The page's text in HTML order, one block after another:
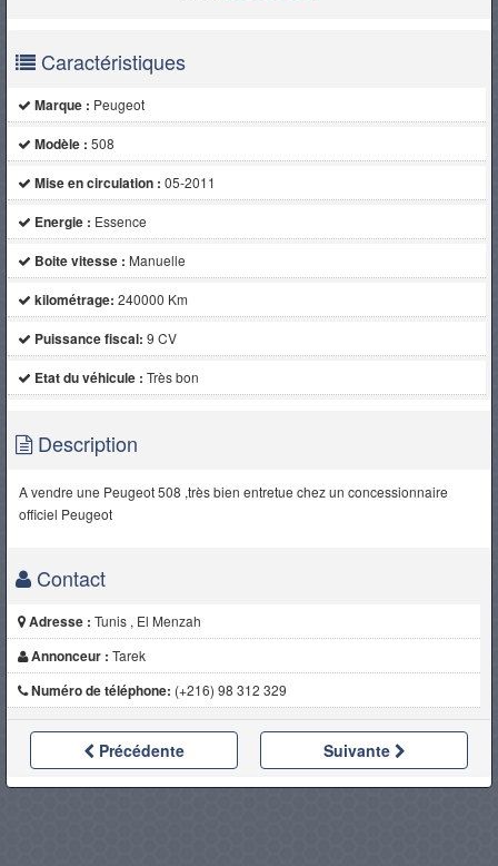
Caractéristiques
Marque : Peugeot
Modèle : 508
Mise en circulation : 05-2011
Energie : Essence
Boite vitesse : Manuelle
kilométrage: 240000 Km
Puissance fiscal: 9 CV
Etat du véhicule : Très bon
Description
A vendre une Peugeot 508 ,très bien entretue chez un concessionnaire
officiel Peugeot
Contact
Adresse : Tunis , El Menzah
Annonceur : Tarek
Numéro de téléphone: (+216) 98 312 329
Précédente Suivante